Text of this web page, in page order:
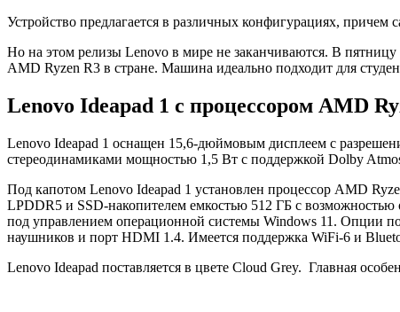
Устройство предлагается в различных конфигурациях, причем
Но на этом релизы Lenovo в мире не заканчиваются. В пятницу
AMD Ryzen R3 в стране. Машина идеально подходит для
Lenovo Ideapad 1 с процессором AMD
Lenovo Ideapad 1 оснащен 15,6-дюймовым дисплеем с
стереодинамиками мощностью 1,5 Вт с поддержкой Dolby
Под капотом Lenovo Ideapad 1 установлен процессор AMD
LPDDR5 и SSD-накопителем емкостью 512 ГБ с
под управлением операционной системы Windows 11. Опции
наушников и порт HDMI 1.4. Имеется поддержка WiFi-6 и
Lenovo Ideapad поставляется в цвете Cloud Grey. Главная